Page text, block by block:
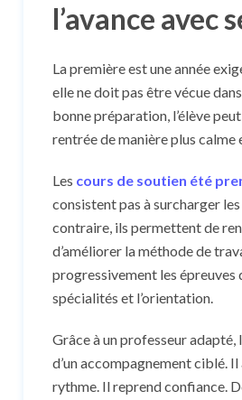
l’avance avec
La première est une année
elle ne doit pas être vécue
bonne préparation, l’élève
rentrée de manière plus calme
Les cours de soutien été
consistent pas à surcharger
contraire, ils permettent de
d’améliorer la méthode de
progressivement les épreuves
spécialités et l’orientation.
Grâce à un professeur adapté,
d’un accompagnement ciblé. Il
rythme. Il reprend confiance.